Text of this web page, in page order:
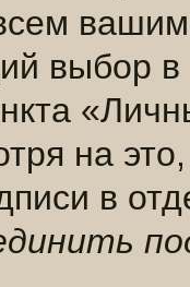
выбор
на
в